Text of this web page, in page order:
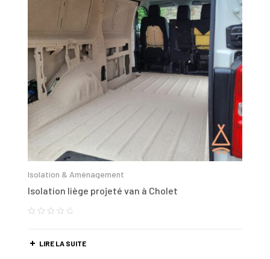
Isolation & Aménagement
Isolation liège projeté van à Cholet
LIRE LA SUITE